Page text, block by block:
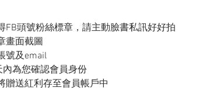
FB頭號粉絲標章，請主動臉書私訊好好拍
面截圖
號及email
為您確認會員身份
贈送紅利存至會員帳戶中